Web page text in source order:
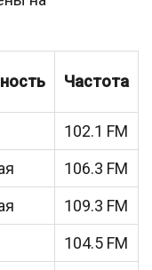
Частота
102.1 FM
106.3 FM
109.3 FM
104.5 FM